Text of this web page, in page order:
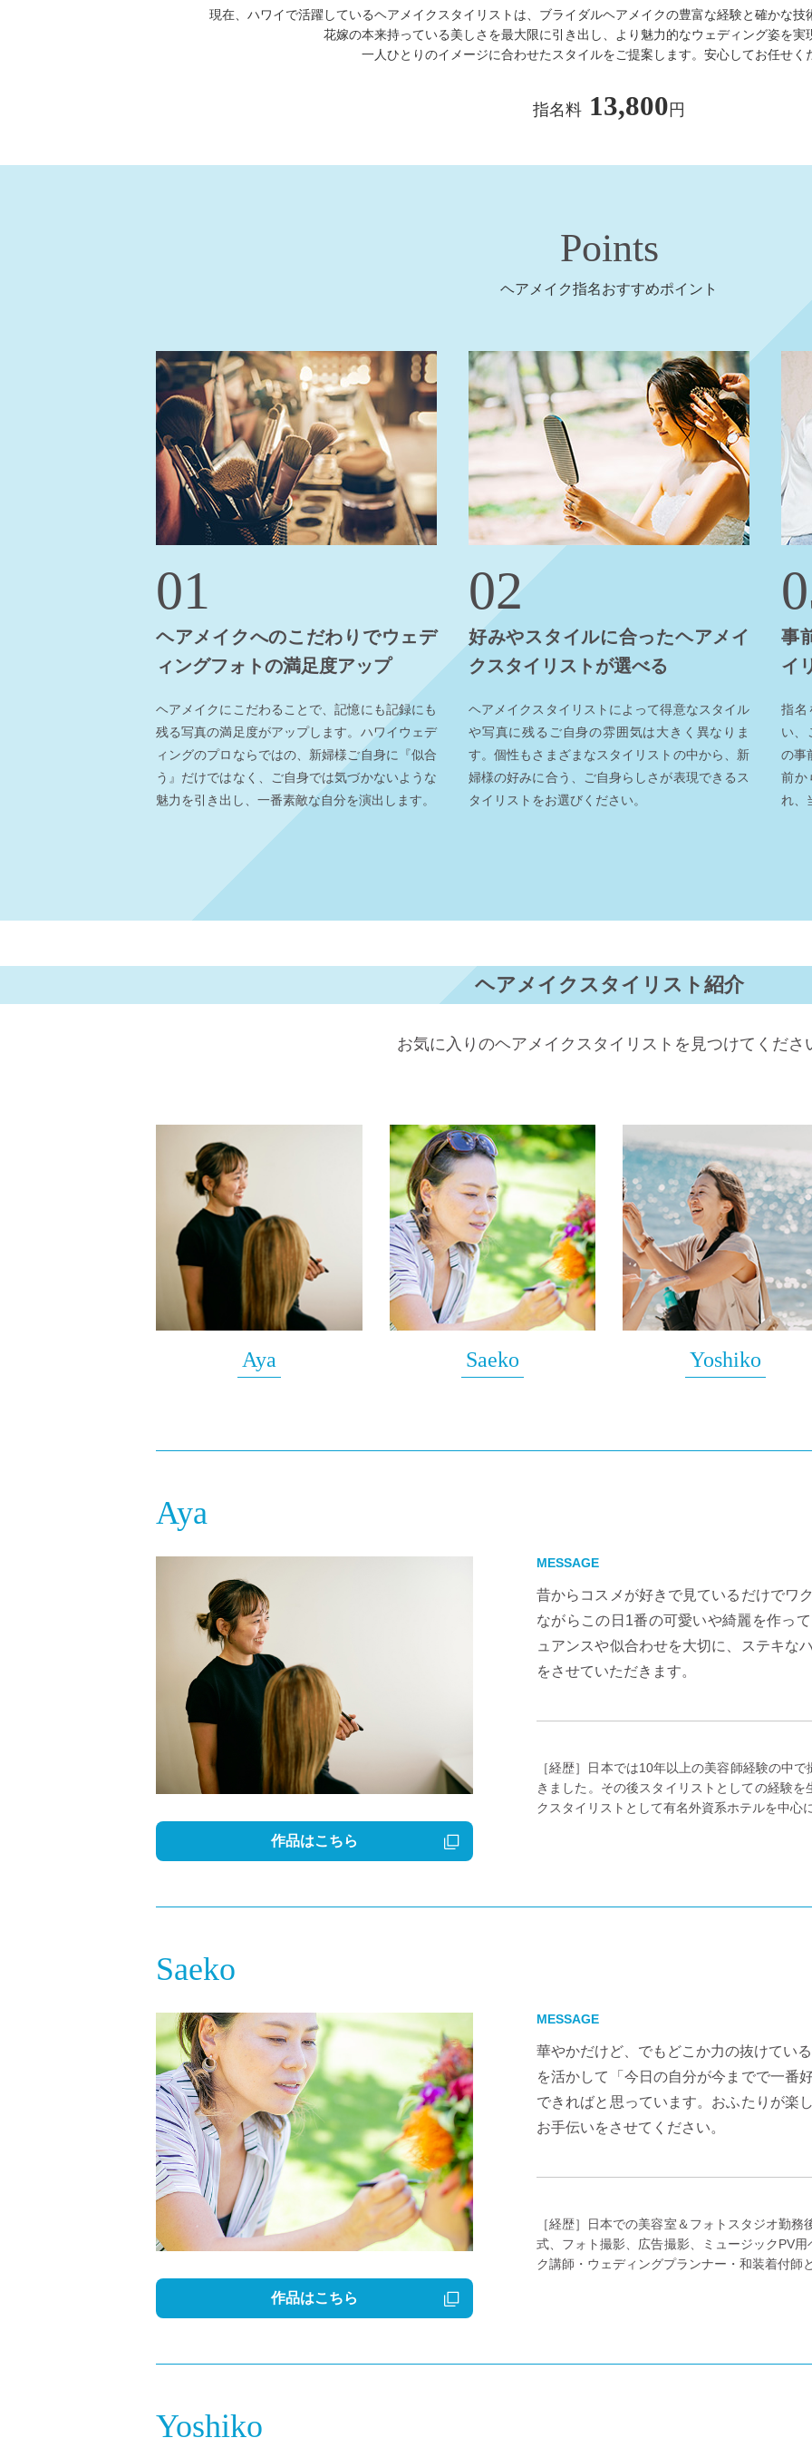
現在、ハワイで活躍しているヘアメイクスタイリストは、ブライダルヘアメイクの豊富な経験と確かな
花嫁の本来持っている美しさを最大限に引き出し、より魅力的なウェディング姿を実
一人ひとりのイメージに合わせたスタイルをご提案します。安心してお任せく
指名料 13,800 円
Points
ヘアメイク指名おすすめポイント
01
ヘアメイクへのこだわりでウェデ
ィングフォトの満足度アップ
ヘアメイクにこだわることで、記憶にも記録にも
残る写真の満足度がアップします。ハワイウェデ
ィングのプロならではの、新婦様ご自身に『似合
う』だけではなく、ご自身では気づかないような
魅力を引き出し、一番素敵な自分を演出します。
02
好みやスタイルに合ったヘアメイ
クスタイリストが選べる
ヘアメイクスタイリストによって得意なスタイル
や写真に残るご自身の雰囲気は大きく異なりま
す。個性もさまざまなスタイリストの中から、新
婦様の好みに合う、ご自身らしさが表現できるス
タイリストをお選びください。
事
イ
指名
い、
の事
前か
れ、
ヘアメイクスタイリスト紹介
お気に入りのヘアメイクスタイリストを見つけてくださ
Aya Saeko Yoshiko
Aya
作品はこちら
MESSAGE
昔からコスメが好きで見ているだけでワ
ながらこの日1番の可愛いや綺麗を作っ
ュアンスや似合わせを大切に、ステキな
をさせていただきます。
［経歴］ 日本では10年以上の美容師経験の中
きました。その後スタイリストとしての経験
クスタイリストとして有名外資系ホテルを中心
Saeko
作品はこちら
MESSAGE
華やかだけど、でもどこか力の抜けてい
を活かして「今日の自分が今までで一番
できればと思っています。おふたりが楽
お手伝いをさせてください。
［経歴］
日本での美容室＆フォトスタジオ勤
式、フォト撮影、広告撮影、ミュージックPV
ク講師・ウェディングプランナー・和装着付師
Yoshiko